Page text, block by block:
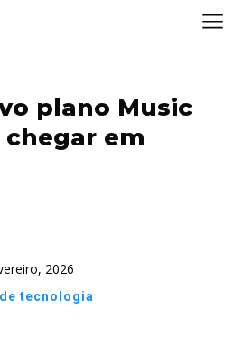
plano Music
em
2026
tecnologia